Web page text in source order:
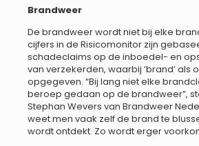
Brandweer
De brandweer wordt niet bij elke
cijfers in de Risicomonitor zijn
schadeclaims op de inboedel- en
van verzekerden, waarbij ‘brand’ als
opgegeven. “Bij lang niet elke
beroep gedaan op de brandweer”,
Stephan Wevers van Brandweer
weet men vaak zelf de brand te
wordt ontdekt. Zo wordt erger